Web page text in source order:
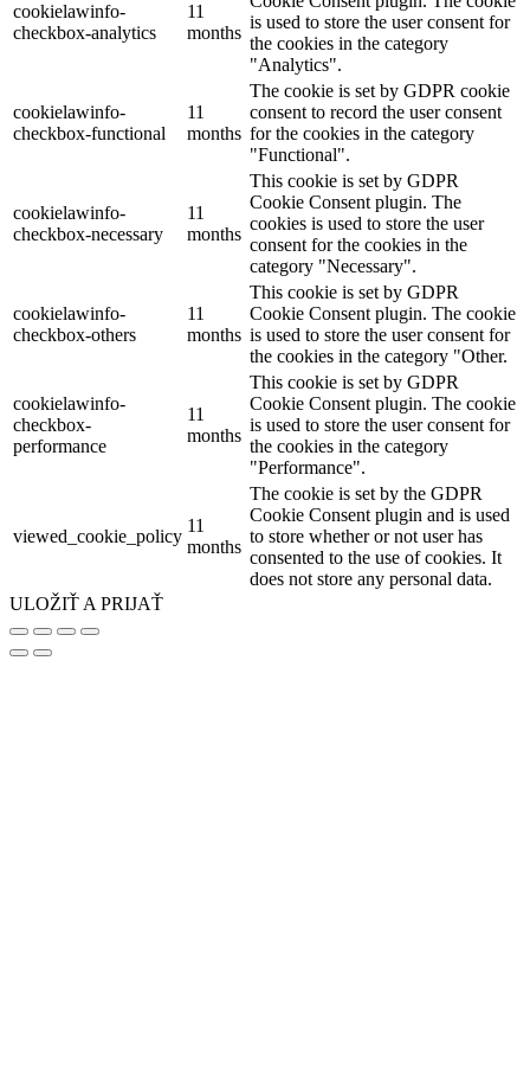
cookielawinfo-
checkbox-analytics
11
months
is used to store the user consent for
the cookies in the category
"Analytics".
cookielawinfo-
checkbox-functional
11
months
The cookie is set by GDPR cookie
consent to record the user consent
for the cookies in the category
"Functional".
cookielawinfo-
checkbox-necessary
11
months
This cookie is set by GDPR
Cookie Consent plugin. The
cookies is used to store the user
consent for the cookies in the
category "Necessary".
cookielawinfo-
checkbox-others
11
months
This cookie is set by GDPR
Cookie Consent plugin. The cookie
is used to store the user consent for
the cookies in the category "Other.
cookielawinfo-
checkbox-
performance
11
months
This cookie is set by GDPR
Cookie Consent plugin. The cookie
is used to store the user consent for
the cookies in the category
"Performance".
viewed_cookie_policy
11
months
The cookie is set by the GDPR
Cookie Consent plugin and is used
to store whether or not user has
consented to the use of cookies. It
does not store any personal data.
ULOŽIŤ A PRIJAŤ